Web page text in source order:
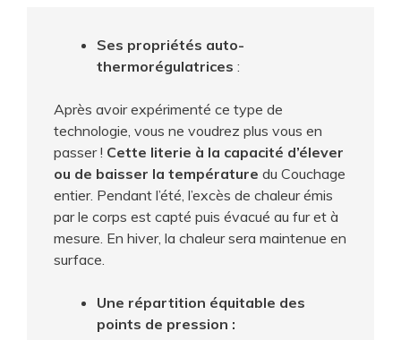
Ses propriétés auto-
thermorégulatrices :
Après avoir expérimenté ce type de
technologie, vous ne voudrez plus vous en
passer ! Cette literie à la capacité d’élever
ou de baisser la température du Couchage
entier. Pendant l’été, l’excès de chaleur émis
par le corps est capté puis évacué au fur et à
mesure. En hiver, la chaleur sera maintenue en
surface.
Une répartition équitable des
points de pression :